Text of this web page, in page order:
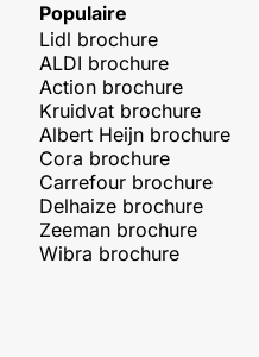
Populaire
Lidl brochure
ALDI brochure
Action brochure
Kruidvat brochure
Albert Heijn brochure
Cora brochure
Carrefour brochure
Delhaize brochure
Zeeman brochure
Wibra brochure